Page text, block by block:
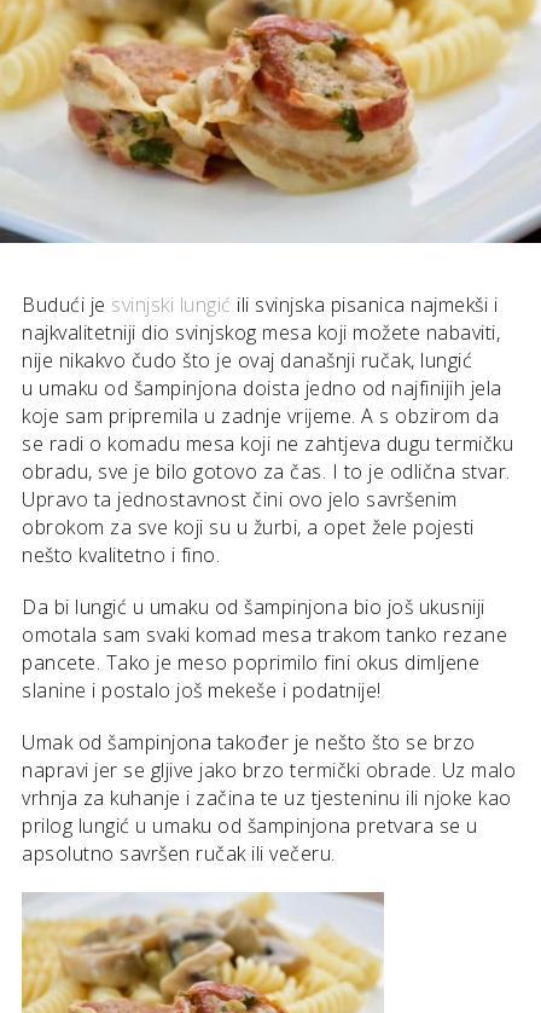
Budući je svinjski lungić ili svinjska pisanica najmekši i
najkvalitetniji dio svinjskog mesa koji možete nabaviti,
nije nikakvo čudo što je ovaj današnji ručak, lungić
u umaku od šampinjona doista jedno od najfinijih jela
koje sam pripremila u zadnje vrijeme. A s obzirom da
se radi o komadu mesa koji ne zahtjeva dugu termičku
obradu, sve je bilo gotovo za čas. I to je odlična stvar.
Upravo ta jednostavnost čini ovo jelo savršenim
obrokom za sve koji su u žurbi, a opet žele pojesti
nešto kvalitetno i fino.
Da bi lungić u umaku od šampinjona bio još ukusniji
omotala sam svaki komad mesa trakom tanko rezane
pancete. Tako je meso poprimilo fini okus dimljene
slanine i postalo još mekeše i podatnije!
Umak od šampinjona također je nešto što se brzo
napravi jer se gljive jako brzo termički obrade. Uz malo
vrhnja za kuhanje i začina te uz tjesteninu ili njoke kao
prilog lungić u umaku od šampinjona pretvara se u
apsolutno savršen ručak ili večeru.